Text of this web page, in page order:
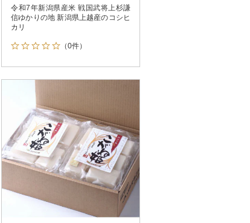
令和7年新潟県産米 戦国武将上杉謙
信ゆかりの地 新潟県上越産のコシヒ
カリ
（0件）